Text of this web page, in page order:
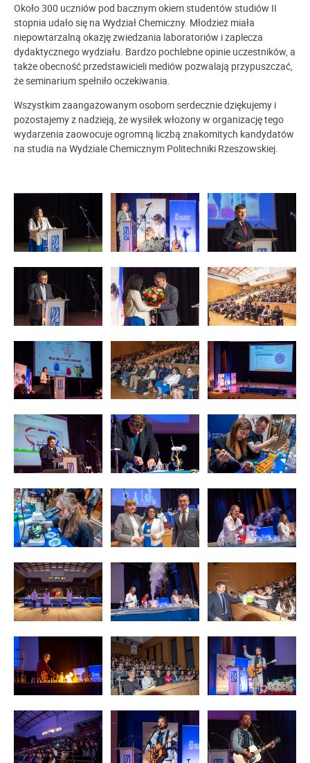
Około 300 uczniów pod bacznym okiem studentów studiów II
stopnia udało się na Wydział Chemiczny. Młodzież miała
niepowtarzalną okazję zwiedzania laboratoriów i zaplecza
dydaktycznego wydziału. Bardzo pochlebne opinie uczestników, a
także obecność przedstawicieli mediów pozwalają przypuszczać,
że seminarium spełniło oczekiwania.
Wszystkim zaangażowanym osobom serdecznie dziękujemy i
pozostajemy z nadzieją, że wysiłek włożony w organizację tego
wydarzenia zaowocuje ogromną liczbą znakomitych kandydatów
na studia na Wydziale Chemicznym Politechniki Rzeszowskiej.